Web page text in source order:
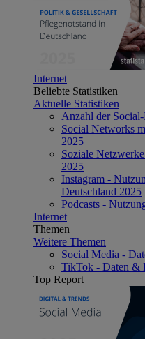
Internet
Beliebte Statistiken
Aktuelle Statistiken
Anzahl der
Social Networks
2025
Soziale
2025
Instagram -
Deutschland 2025
Podcasts -
Internet
Themen
Weitere Themen
Social Media -
TikTok - Daten &
Top Report